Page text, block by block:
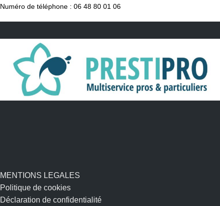
Numéro de téléphone : 06 48 80 01 06
MENTIONS LEGALES
Politique de cookies
Déclaration de confidentialité